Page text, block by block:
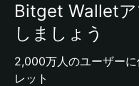
Bitget Wallet
しましょう
2,000万人のユーザー
レット